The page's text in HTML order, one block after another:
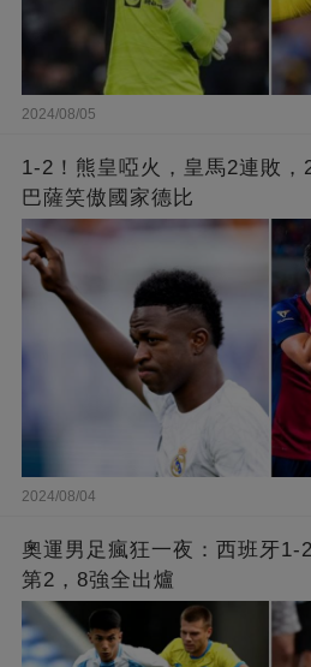
2024/08/05
1-2！熊皇啞火，皇馬2連敗，
巴薩笑傲國家德比
2024/08/04
奧運男足瘋狂一夜：西班牙1-
第2，8強全出爐